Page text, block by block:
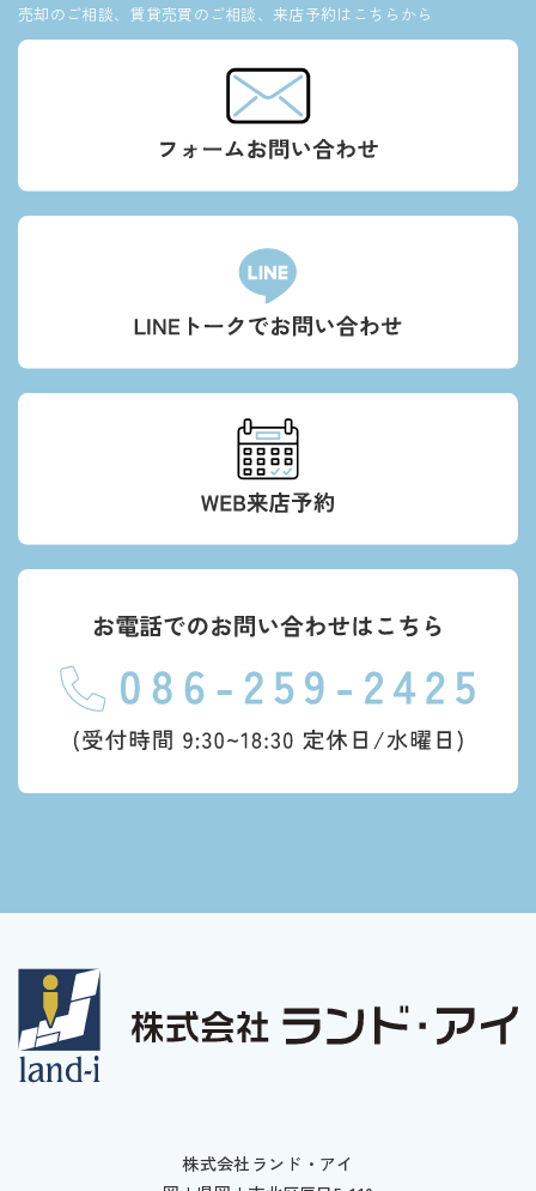
売却のご相談、賃貸売買のご相談、来店予約はこちらから
株式会社ランド・アイ